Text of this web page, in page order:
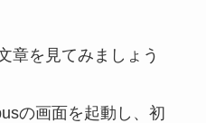
章を見てみましょう
の画面を起動し、初